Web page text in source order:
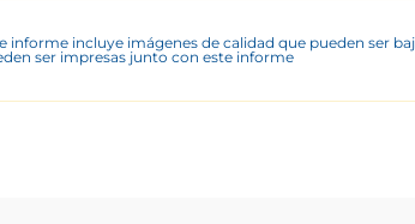
informe incluye imágenes de calidad que pueden ser
ser impresas junto con este informe